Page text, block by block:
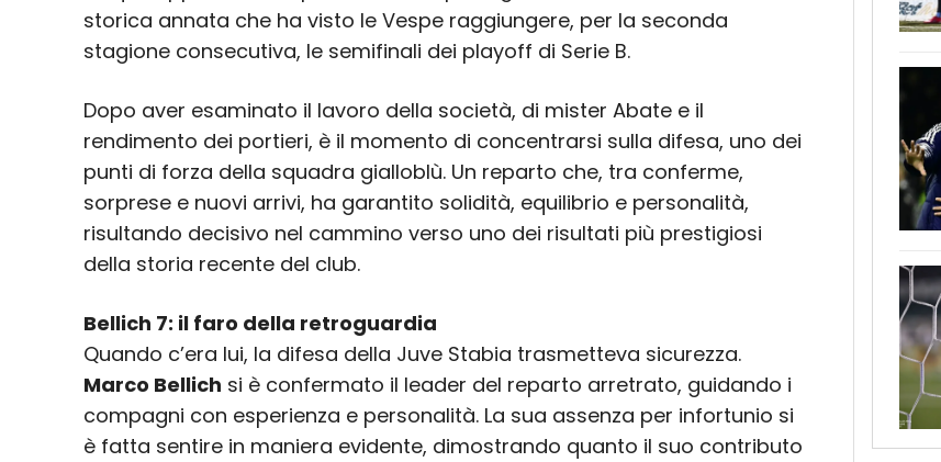
storica annata che ha visto le Vespe raggiungere, per la seconda
stagione consecutiva, le semifinali dei playoff di Serie B.
Dopo aver esaminato il lavoro della società, di mister Abate e il
rendimento dei portieri, è il momento di concentrarsi sulla difesa, uno dei
punti di forza della squadra gialloblù. Un reparto che, tra conferme,
sorprese e nuovi arrivi, ha garantito solidità, equilibrio e personalità,
risultando decisivo nel cammino verso uno dei risultati più prestigiosi
della storia recente del club.
Bellich 7: il faro della retroguardia
Quando c’era lui, la difesa della Juve Stabia trasmetteva sicurezza.
Marco Bellich si è confermato il leader del reparto arretrato, guidando i
compagni con esperienza e personalità. La sua assenza per infortunio si
è fatta sentire in maniera evidente, dimostrando quanto il suo contributo